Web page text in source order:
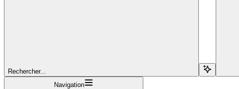
Rechercher...
Navigation